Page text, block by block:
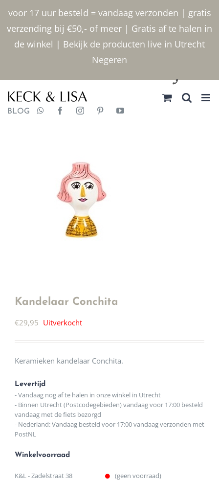
voor 17 uur besteld = vandaag verzonden | gratis
verzending bij €50,- of meer | Gratis af te halen in
de winkel | Bekijk de producten live in Utrecht
Negeren
inhoud
030 2400000
BLOG
Kandelaar Conchita
€29,95 Uitverkocht
Keramieken kandelaar Conchita.
Levertijd
- Vandaag nog af te halen in onze winkel in Utrecht
- Binnen Utrecht (Postcodegebieden) vandaag voor 17:00 besteld
vandaag met de fiets bezorgd
- Nederland: Vandaag besteld voor 17:00 vandaag verzonden met
PostNL
Winkelvoorraad
K&L - Zadelstraat 38 (geen voorraad)